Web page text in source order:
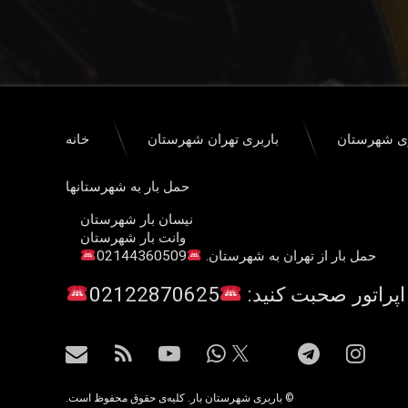
خانه باربری تهران شهرستان شهرستان
حمل بار به شهرستانها
نیسان بار شهرستان
وانت بار شهرستان
حمل بار از تهران به شهرستان.
02144360509
صحبت کنید: 02122870625
اینستاگرام
تلگرام واتس آپیوتیوبآر اس اس
ایمیل
© باربری شهرستان بار. کلیه‌ی حقوق محفوظ است.